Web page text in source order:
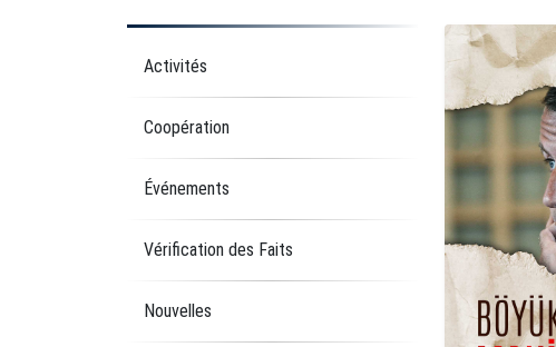
Activités
Coopération
Événements
Vérification des Faits
Nouvelles